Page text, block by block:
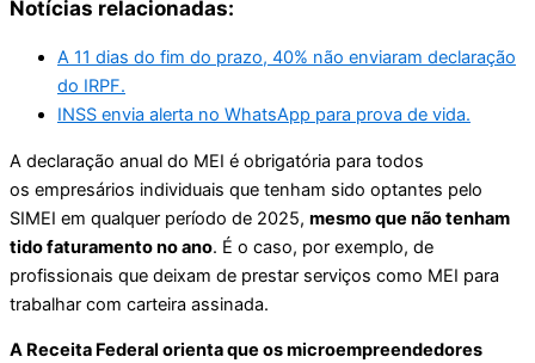
Notícias relacionadas:
A 11 dias do fim do prazo, 40% não enviaram declaração
do IRPF.
INSS envia alerta no WhatsApp para prova de vida.
A declaração anual do MEI é obrigatória para todos
os empresários individuais que tenham sido optantes pelo
SIMEI em qualquer período de 2025, mesmo que não tenham
tido faturamento no ano. É o caso, por exemplo, de
profissionais que deixam de prestar serviços como MEI para
trabalhar com carteira assinada.
A Receita Federal orienta que os microempreendedores